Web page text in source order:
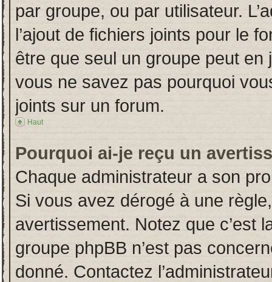
par groupe, ou par utilisateur.
l’ajout de fichiers joints pour le
être que seul un groupe peut en
vous ne savez pas pourquoi
joints sur un forum.
Haut
Pourquoi ai-je reçu un
Chaque administrateur a son
Si vous avez dérogé à une
avertissement. Notez que c’est
groupe phpBB n’est pas
donné. Contactez